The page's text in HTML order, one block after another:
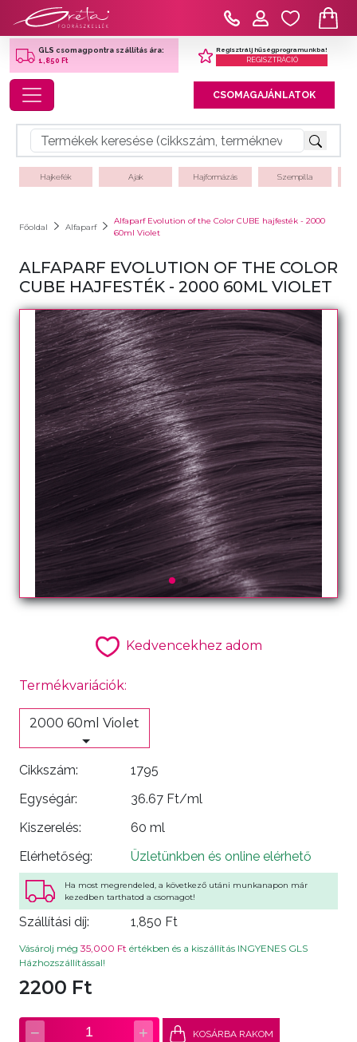
GLS csomagpontra szállítás ára:
1,850 Ft
Regisztrálj hűségprogramunkba!
REGISZTRÁCIÓ
Toggle navigation CSOMAGAJÁNLATOK
Hajkefék Ajak Hajformázás Szempilla
Főoldal Alfaparf
Alfaparf Evolution of the Color CUBE hajfesték - 2000
60ml Violet
ALFAPARF EVOLUTION OF THE COLOR
CUBE HAJFESTÉK - 2000 60ML VIOLET
Kedvencekhez adom
Termékvariációk:
2000 60ml Violet
Cikkszám:
1795
Egységár:
36.67 Ft/ml
Kiszerelés:
60 ml
Elérhetőség:
Üzletünkben és online elérhető
Ha most megrendeled, a következő utáni munkanapon már
kezedben tarthatod a csomagot!
Szállítási díj: 1,850 Ft
Vásárolj még 35,000 Ft értékben és a kiszállítás INGYENES GLS
Házhozszállítással!
2200 Ft
− 1 + KOSÁRBA RAKOM